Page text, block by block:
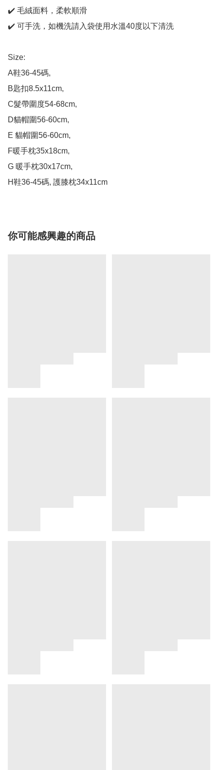
✔️ 毛絨面料，柔軟順滑
✔️ 可手洗，如機洗請入袋使用水溫40度以下清洗
Size:
A鞋36-45碼,
B匙扣8.5x11cm,
C髮帶圍度54-68cm,
D貓帽圍56-60cm,
E 貓帽圍56-60cm,
F暖手枕35x18cm,
G 暖手枕30x17cm,
H鞋36-45碼, 護膝枕34x11cm
你可能感興趣的商品